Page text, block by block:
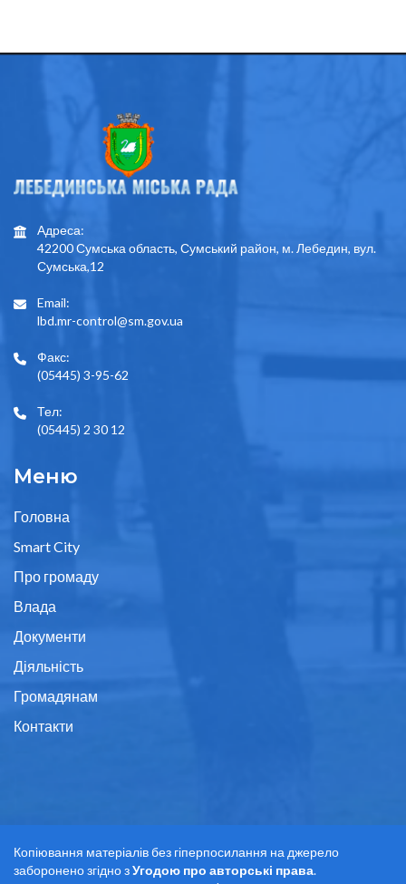
Адреса:
42200 Сумська область, Сумський район, м. Лебедин, вул.
Сумська,12
Email:
lbd.mr-control@sm.gov.ua
Факс:
(05445) 3-95-62
Тел:
(05445) 2 30 12
Меню
Головна
Smart City
Про громаду
Влада
Документи
Діяльність
Громадянам
Контакти
Копіювання матеріалів без гіперпосилання на джерело
заборонено згідно зУгодою про авторські права.